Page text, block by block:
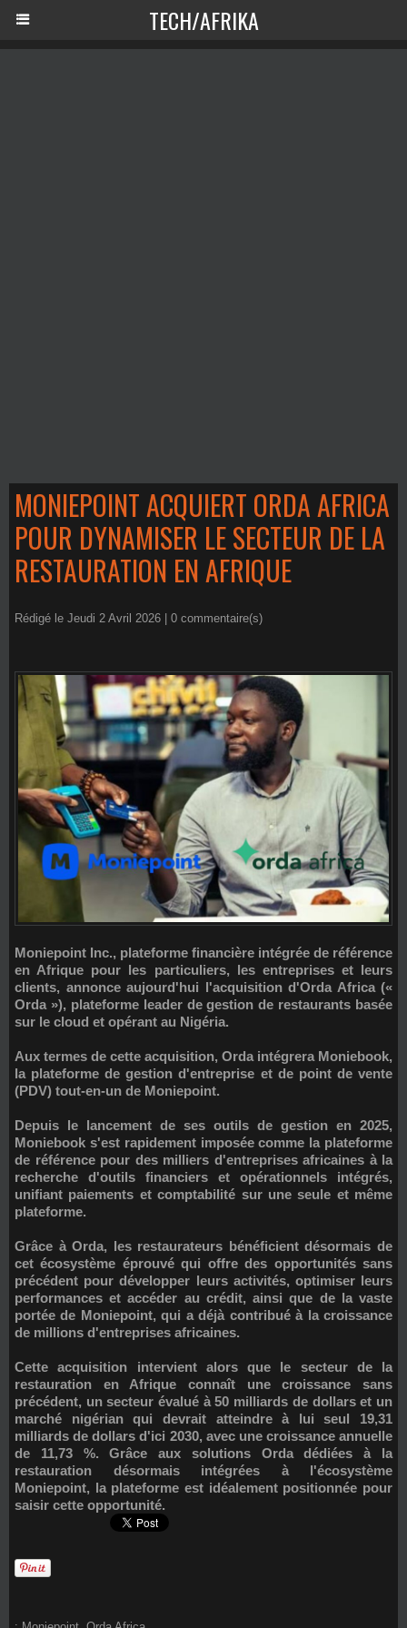
TECH/AFRIKA
MONIEPOINT ACQUIERT ORDA AFRICA
POUR DYNAMISER LE SECTEUR DE LA
RESTAURATION EN AFRIQUE
Rédigé le Jeudi 2 Avril 2026 | 0 commentaire(s)
Moniepoint Inc., plateforme financière intégrée de référence
en Afrique pour les particuliers, les entreprises et leurs
clients, annonce aujourd'hui l'acquisition d'Orda Africa («
Orda »), plateforme leader de gestion de restaurants basée
sur le cloud et opérant au Nigéria.
Aux termes de cette acquisition, Orda intégrera Moniebook,
la plateforme de gestion d'entreprise et de point de vente
(PDV) tout-en-un de Moniepoint.
Depuis le lancement de ses outils de gestion en 2025,
Moniebook s'est rapidement imposée comme la plateforme
de référence pour des milliers d'entreprises africaines à la
recherche d'outils financiers et opérationnels intégrés,
unifiant paiements et comptabilité sur une seule et même
plateforme.
Grâce à Orda, les restaurateurs bénéficient désormais de
cet écosystème éprouvé qui offre des opportunités sans
précédent pour développer leurs activités, optimiser leurs
performances et accéder au crédit, ainsi que de la vaste
portée de Moniepoint, qui a déjà contribué à la croissance
de millions d'entreprises africaines.
Cette acquisition intervient alors que le secteur de la
restauration en Afrique connaît une croissance sans
précédent, un secteur évalué à 50 milliards de dollars et un
marché nigérian qui devrait atteindre à lui seul 19,31
milliards de dollars d'ici 2030, avec une croissance annuelle
de 11,73 %. Grâce aux solutions Orda dédiées à la
restauration désormais intégrées à l'écosystème
Moniepoint, la plateforme est idéalement positionnée pour
saisir cette opportunité.